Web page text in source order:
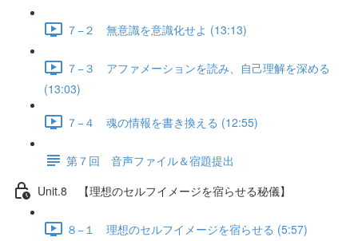
７−２ 無意識を意識化せよ (13:13)
７−３ アファメーションを読み、自己理解を深める
(13:03)
７−４ 魂の情報を書き換える (12:55)
第７回 音声ファイル＆宿題提出
Unit.8 【理想のセルフイメージを宿らせる秘儀】
８−１ 理想のセルフイメージを宿らせる (5:57)